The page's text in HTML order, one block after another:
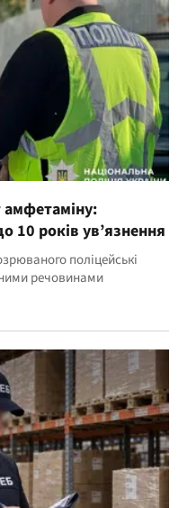
10 років ув’язнення
поліцейські
речовинами